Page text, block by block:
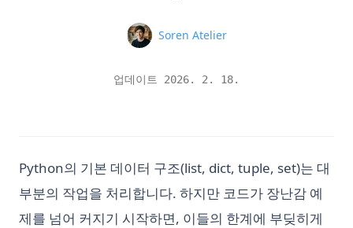
Name
Soren Atelier
업데이트 2026. 2. 18.
Python의 기본 데이터 구조(list, dict, tuple, set)는 대
부분의 작업을 처리합니다. 하지만 코드가 장난감 예
제를 넘어 커지기 시작하면, 이들의 한계에 부딪히게